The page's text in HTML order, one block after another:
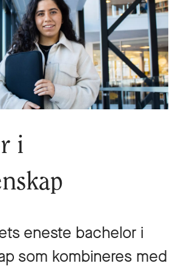
i
eneste bachelor i
som kombineres med